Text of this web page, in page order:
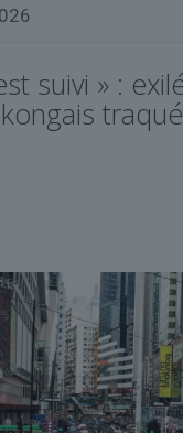
suivi » :